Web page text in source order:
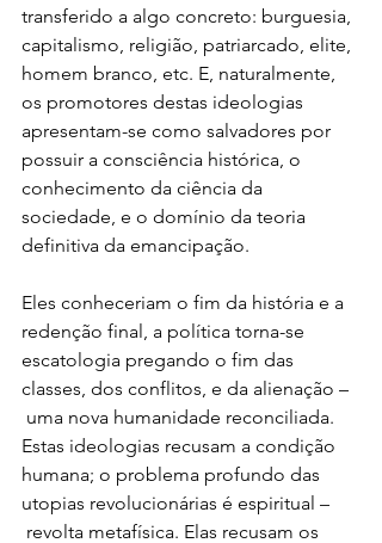
transferido a algo concreto: burguesia,
capitalismo, religião, patriarcado, elite,
homem branco, etc. E, naturalmente,
os promotores destas ideologias
apresentam-se como salvadores por
possuir a consciência histórica, o
conhecimento da ciência da
sociedade, e o domínio da teoria
definitiva da emancipação.
Eles conheceriam o fim da história e a
redenção final, a política torna-se
escatologia pregando o fim das
classes, dos conflitos, e da alienação –
uma nova humanidade reconciliada.
Estas ideologias recusam a condição
humana; o problema profundo das
utopias revolucionárias é espiritual –
revolta metafísica. Elas recusam os